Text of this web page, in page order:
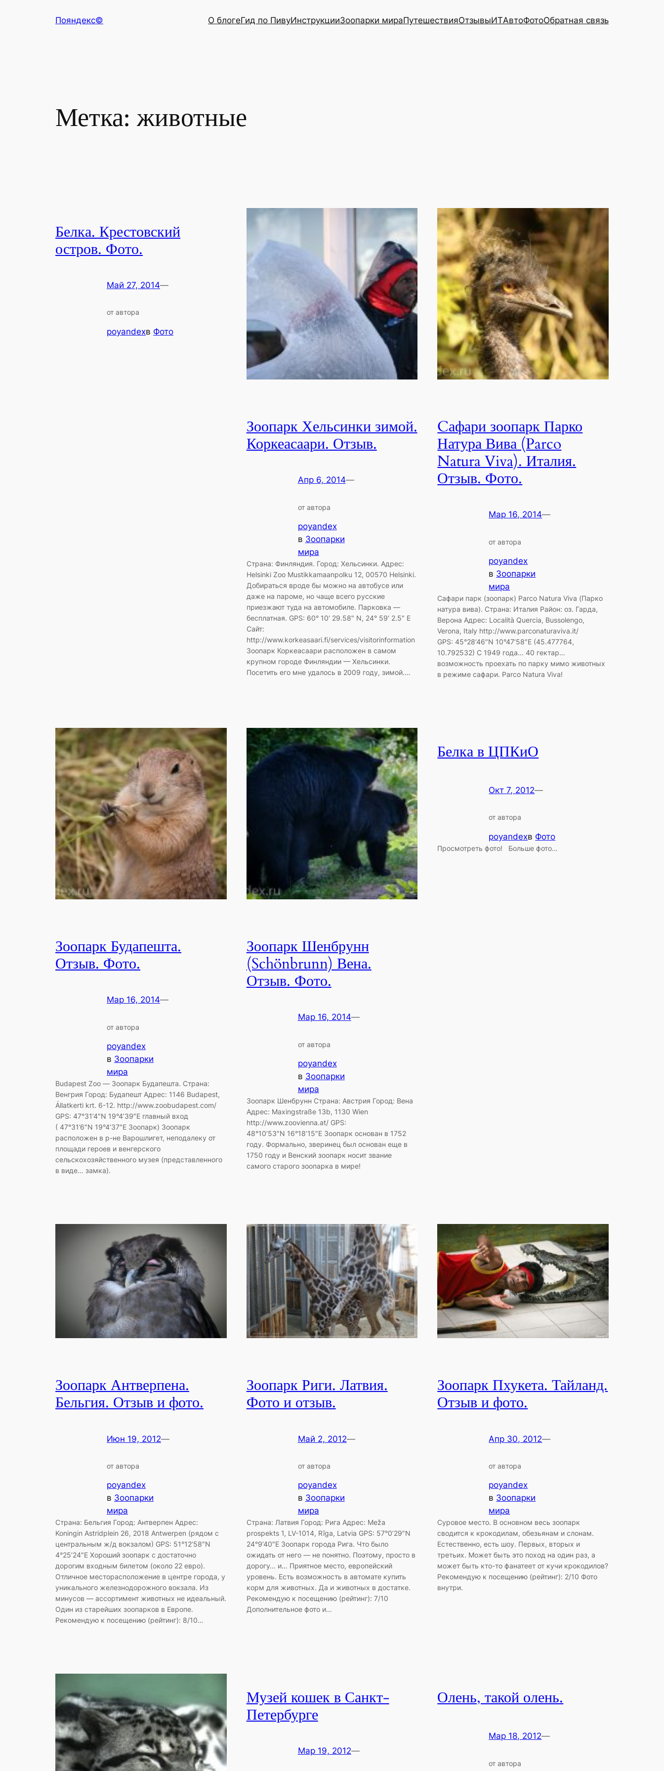
Пояндекс© О блогеГид по ПивуИнструкцииЗоопарки мираПутешествияОтзывыИТАвтоФотоОбратная связь
Метка:животные
Белка. Крестовский
остров. Фото.
Май 27, 2014—
от автора
poyandexв Фото
Зоопарк Хельсинки зимой.
Коркеасаари. Отзыв.
Апр 6, 2014—
от автора
poyandex
в Зоопарки
мира
Страна: Финляндия. Город: Хельсинки. Адрес:
Helsinki Zoo Mustikkamaanpolku 12, 00570 Helsinki.
Добираться вроде бы можно на автобусе или
даже на пароме, но чаще всего русские
приезжают туда на автомобиле. Парковка —
бесплатная. GPS: 60° 10′ 29.58″ N, 24° 59′ 2.5″ E
Сайт:
http://www.korkeasaari.fi/services/visitorinformation
Зоопарк Коркеасаари расположен в самом
крупном городе Финляндии — Хельсинки.
Посетить его мне удалось в 2009 году, зимой.…
Cафари зоопарк Парко
Натура Вива (Parco
Natura Viva). Италия.
Отзыв. Фото.
Мар 16, 2014—
от автора
poyandex
в Зоопарки
мира
Сафари парк (зоопарк) Parco Natura Viva (Парко
натура вива). Страна: Италия Район: оз. Гарда,
Верона Адрес: Località Quercia, Bussolengo,
Verona, Italy http://www.parconaturaviva.it/
GPS: 45°28’46″N 10°47’58″E (45.477764,
10.792532) C 1949 года… 40 гектар…
возможность проехать по парку мимо животных
в режиме сафари. Parco Natura Viva!
Зоопарк Будапешта.
Отзыв. Фото.
Мар 16, 2014—
от автора
poyandex
в Зоопарки
мира
Budapest Zoo — Зоопарк Будапешта. Страна:
Венгрия Город: Будапешт Адрес: 1146 Budapest,
Állatkerti krt. 6-12. http://www.zoobudapest.com/
GPS: 47°31’4″N 19°4’39″E главный вход
( 47°31’6″N 19°4’37″E Зоопарк) Зоопарк
расположен в р-не Варошлигет, неподалеку от
площади героев и венгерского
сельскохозяйственного музея (представленного
в виде… замка).
Зоопарк Шенбрунн
(Schönbrunn) Вена.
Отзыв. Фото.
Мар 16, 2014—
от автора
poyandex
в Зоопарки
мира
Зоопарк Шенбрунн Страна: Австрия Город: Вена
Адрес: Maxingstraße 13b, 1130 Wien
http://www.zoovienna.at/ GPS:
48°10’53″N 16°18’15″E Зоопарк основан в 1752
году. Формально, зверинец был основан еще в
1750 году и Венский зоопарк носит звание
самого старого зоопарка в мире!
Белка в ЦПКиО
Окт 7, 2012—
от автора
poyandexв Фото
Просмотреть фото! Больше фото…
Зоопарк Антверпена.
Бельгия. Отзыв и фото.
Июн 19, 2012—
от автора
poyandex
в Зоопарки
мира
Страна: Бельгия Город: Антверпен Адрес:
Koningin Astridplein 26, 2018 Antwerpen (рядом с
центральным ж/д вокзалом) GPS: 51°12’58″N
4°25’24″E Хороший зоопарк с достаточно
дорогим входным билетом (около 22 евро).
Отличное месторасположение в центре города, у
уникального железнодорожного вокзала. Из
минусов — ассортимент животных не идеальный.
Один из старейших зоопарков в Европе.
Рекомендую к посещению (рейтинг): 8/10…
Зоопарк Риги. Латвия.
Фото и отзыв.
Май 2, 2012—
от автора
poyandex
в Зоопарки
мира
Страна: Латвия Город: Рига Адрес: Meža
prospekts 1, LV-1014, Rīga, Latvia GPS: 57°0’29″N
24°9’40″E Зоопарк города Рига. Что было
ожидать от него — не понятно. Поэтому, просто в
дорогу… и… Приятное место, европейский
уровень. Есть возможность в автомате купить
корм для животных. Да и животных в достатке.
Рекомендую к посещению (рейтинг): 7/10
Дополнительное фото и…
Зоопарк Пхукета. Тайланд.
Отзыв и фото.
Апр 30, 2012—
от автора
poyandex
в Зоопарки
мира
Суровое место. В основном весь зоопарк
сводится к крокодилам, обезьянам и слонам.
Естественно, есть шоу. Первых, вторых и
третьих. Может быть это поход на один раз, а
может быть кто-то фанатеет от кучи крокодилов?
Рекомендую к посещению (рейтинг): 2/10 Фото
внутри.
Музей кошек в Санкт-
Петербурге
Мар 19, 2012—
Олень, такой олень.
Мар 18, 2012—
от автора